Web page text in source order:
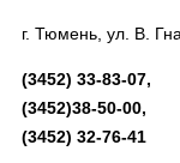
г. Тюмень, ул. В.
(3452) 33-83-07,
(3452)38-50-00,
(3452) 32-76-41